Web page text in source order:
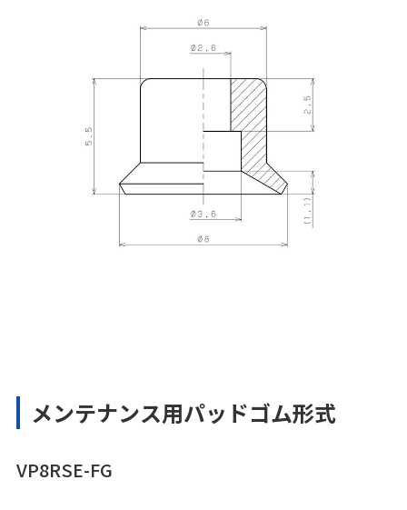
メンテナンス用パッドゴム形式
VP8RSE-FG